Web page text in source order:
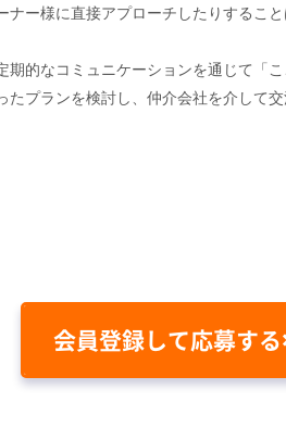
ー様に直接アプローチしたりすること
的なコミュニケーションを通じて「
プランを検討し、仲介会社を介して交
会員登録して応募する